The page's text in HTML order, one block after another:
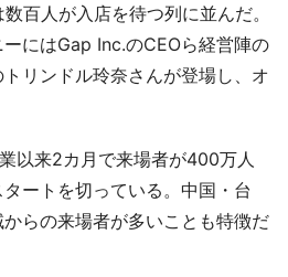
百人が入店を待つ列に並んだ。
にはGap Inc.のCEOら経営陣の
リンドル玲奈さんが登場し、オ
以来2カ月で来場者が400万人
ートを切っている。中国・台
らの来場者が多いことも特徴だ